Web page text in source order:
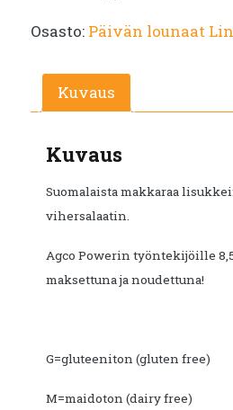
Osasto: Päivän lounaat
Kuvaus
Kuvaus
Suomalaista makkaraa
vihersalaatin.
Agco Powerin työntekijöille
maksettuna ja noudettuna!
G=gluteeniton (gluten free)
M=maidoton (dairy free)